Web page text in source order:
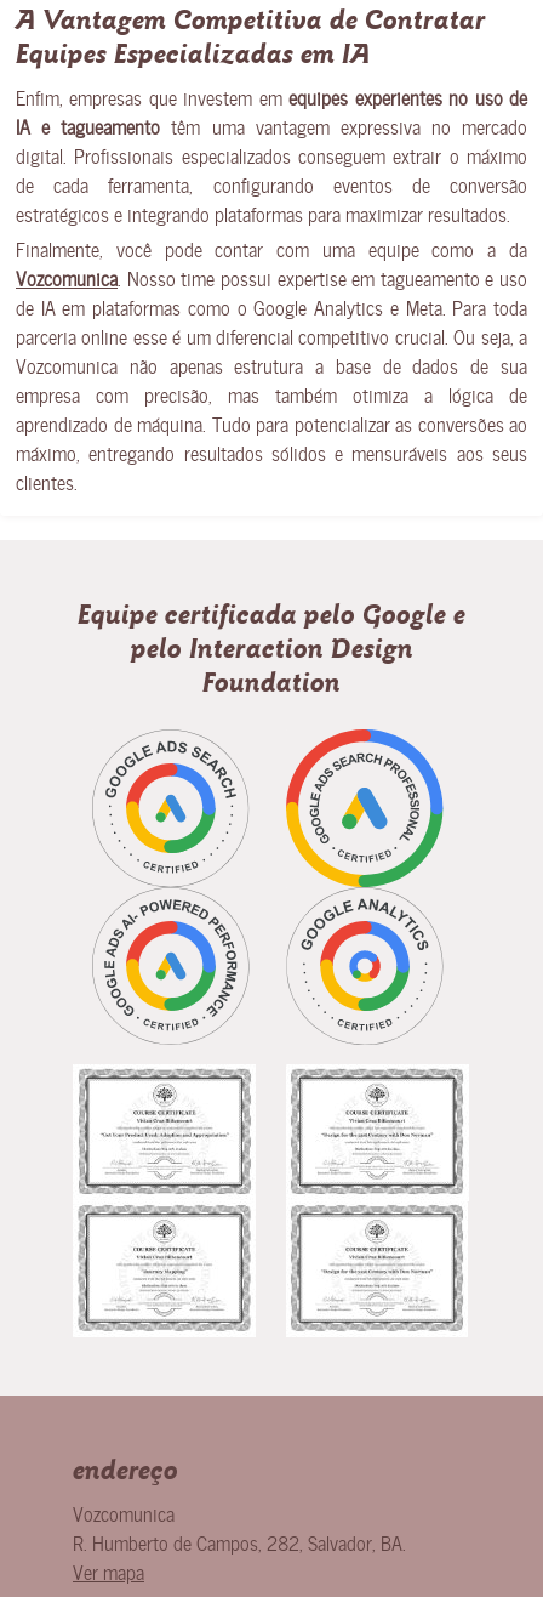
A Vantagem Competitiva de Contratar
Equipes Especializadas em IA
Enfim, empresas que investem emequipes experientes no uso de
IA e tagueamento têm uma vantagem expressiva no mercado
digital. Profissionais especializados conseguem extrair o máximo
de cada ferramenta, configurando eventos de conversão
estratégicos e integrando plataformas para maximizar resultados.
Finalmente, você pode contar com uma equipe como a da
Vozcomunica . Nosso time possui expertise em tagueamento e uso
de IA em plataformas como o Google Analytics e Meta. Para toda
parceria online esse é um diferencial competitivo crucial. Ou seja, a
Vozcomunica não apenas estrutura a base de dados de sua
empresa com precisão, mas também otimiza a lógica de
aprendizado de máquina. Tudo para potencializar as conversões ao
máximo, entregando resultados sólidos e mensuráveis aos seus
clientes.
Equipe certificada pelo Google e
pelo Interaction Design
Foundation
endereço
Vozcomunica
R. Humberto de Campos, 282 Salvador BA
Ver mapa